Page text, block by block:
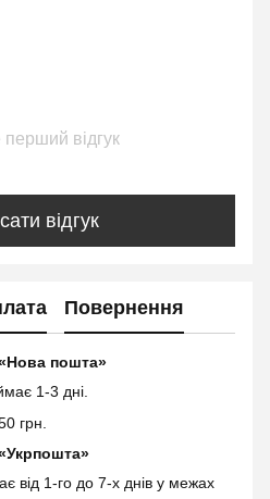
відгук
відгук
Повернення
пошта»
1-3 дні.
грн.
від 1-го до 7-х днів у межах